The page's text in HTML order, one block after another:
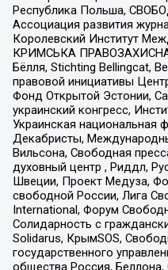
Республика Польша,
Ассоциация развития
Королевский Институт
КРИМСЬКА
Бёлля, Stichting Bellingcat,
правовой инициативы
Фонд Открытой Эстонии,
украинский конгресс,
Украинская национальная
Декабристы,
Вильсона, Свободная
духовный центр , Риддл,
Швеции, Проект Медуза,
свободной России, Лига
International, Форум
Солидарность с
Solidarus, КрымSOS,
государственного
общества Россия,